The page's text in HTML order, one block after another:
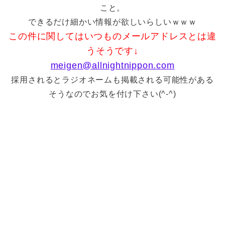
こと。
できるだけ細かい情報が欲しいらしいｗｗｗ
この件に関してはいつものメールアドレスとは違
うそうです↓
meigen@allnightnippon.com
採用されるとラジオネームも掲載される可能性がある
そうなのでお気を付け下さい(^-^)